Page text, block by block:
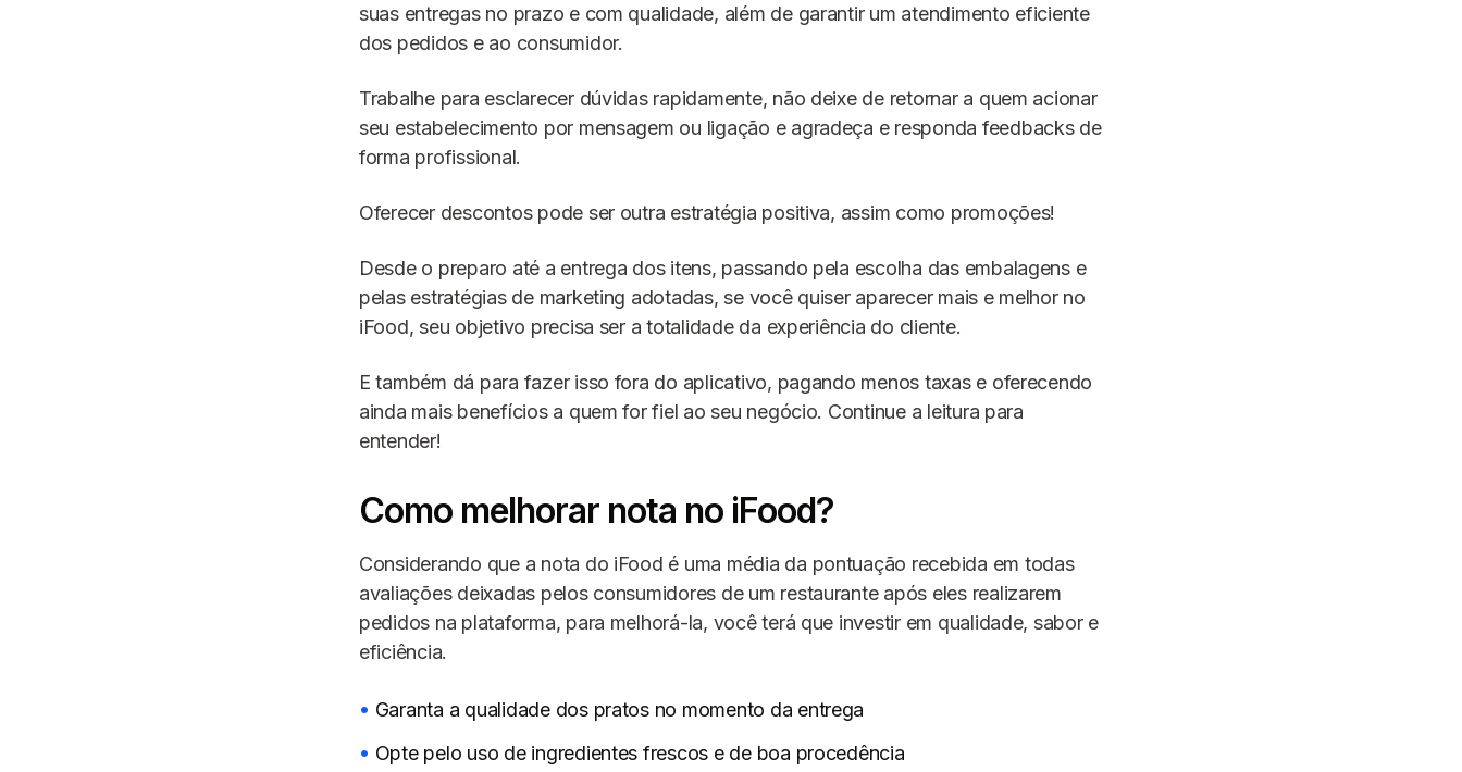
suas entregas no prazo e com qualidade, além de garantir um atendimento eficiente
dos pedidos e ao consumidor.
Trabalhe para esclarecer dúvidas rapidamente, não deixe de retornar a quem acionar
seu estabelecimento por mensagem ou ligação e agradeça e responda feedbacks de
forma profissional.
Oferecer descontos pode ser outra estratégia positiva, assim como promoções!
Desde o preparo até a entrega dos itens, passando pela escolha das embalagens e
pelas estratégias de marketing adotadas, se você quiser aparecer mais e melhor no
iFood, seu objetivo precisa ser a totalidade da experiência do cliente.
E também dá para fazer isso fora do aplicativo, pagando menos taxas e oferecendo
ainda mais benefícios a quem for fiel ao seu negócio. Continue a leitura para
entender!
Como melhorar nota no iFood?
Considerando que a nota do iFood é uma média da pontuação recebida em todas
avaliações deixadas pelos consumidores de um restaurante após eles realizarem
pedidos na plataforma, para melhorá-la, você terá que investir em qualidade, sabor e
eficiência.
Garanta a qualidade dos pratos no momento da entrega
Opte pelo uso de ingredientes frescos e de boa procedência